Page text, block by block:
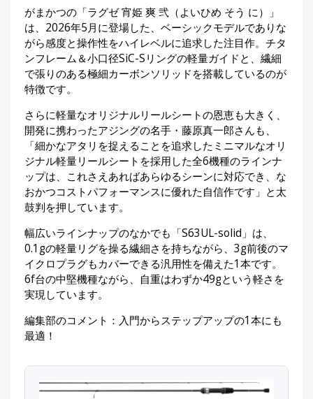
がまかつの「ラグゼ 宵姫 爽 弐（よいひめ そう に）」
は、2026年5月に登場した、ベーシックモデルでありな
がら感度と操作性をハイレベルに追求した注目作。チタ
ンフレーム＆小口径SiC-Sリングの軽量ガイドと、繊細
で張りのある極細カーボンソリッドを搭載しているのが
特徴です。
さらに軽量なオリジナルリールシートの恩恵も大きく、
開発に携わったアジングの名手・藤原真一郎さんも、
「細かなアタリを捉えることを追求したミニマルなオリ
ジナル軽量リールシートを採用した全6機種のラインナ
ップは、これさえあればあらゆるシーンに対応でき、な
おかつコストパフォーマンスに優れた自信作です」と太
鼓判を押しています。
幅広いラインナップのなかでも「S63UL-solid」は、
0.1gの軽量リグを操る繊細さを持ちながら、3g前後のマ
イクロプラグもカバーできる汎用性を備えた1本です。
6f台の中堅機種ながら、自重はわずか49gという軽さを
実現しています。
編集部のコメント：入門からステップアップの1本にも
最適！